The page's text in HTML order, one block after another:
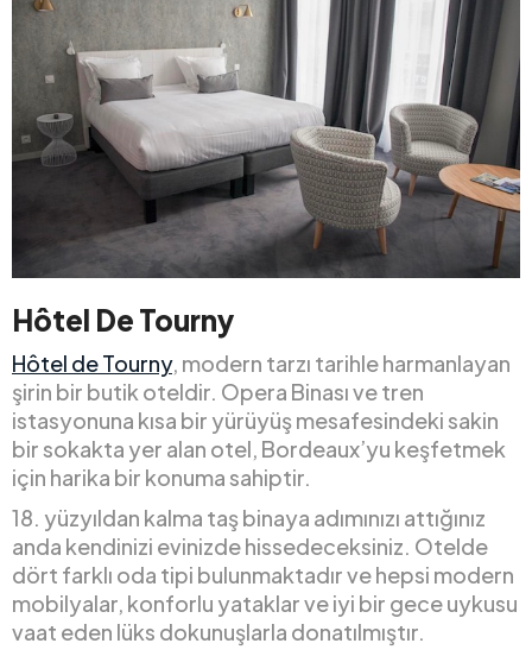
Hôtel De Tourny
Hôtel de Tourny, modern tarzı tarihle harmanlayan
şirin bir butik oteldir. Opera Binası ve tren
istasyonuna kısa bir yürüyüş mesafesindeki sakin
bir sokakta yer alan otel, Bordeaux’yu keşfetmek
için harika bir konuma sahiptir.
18. yüzyıldan kalma taş binaya adımınızı attığınız
anda kendinizi evinizde hissedeceksiniz. Otelde
dört farklı oda tipi bulunmaktadır ve hepsi modern
mobilyalar, konforlu yataklar ve iyi bir gece uykusu
vaat eden lüks dokunuşlarla donatılmıştır.